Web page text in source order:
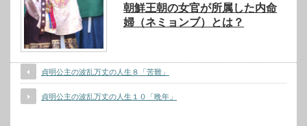
朝鮮王朝の女官が所属した内命
婦（ネミョンブ）とは？
貞明公主の波乱万丈の人生８「苦難」
貞明公主の波乱万丈の人生１０「晩年」